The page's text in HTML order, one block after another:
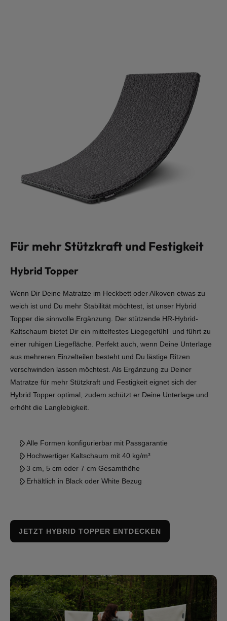
Für mehr Stützkraft und Festigkeit
Hybrid Topper
Wenn Dir Deine Matratze im Heckbett oder Alkoven etwas zu
weich ist und Du mehr Stabilität möchtest, ist unser Hybrid
Topper die sinnvolle Ergänzung. Der stützende HR-Hybrid-
Kaltschaum bietet Dir ein mittelfestes Liegegefühl und führt zu
einer ruhigen Liegefläche. Perfekt auch, wenn Deine Unterlage
aus mehreren Einzelteilen besteht und Du lästige Ritzen
verschwinden lassen möchtest. Als Ergänzung zu Deiner
Matratze für mehr Stützkraft und Festigkeit eignet sich der
Hybrid Topper optimal, zudem schützt er Deine Unterlage und
erhöht die Langlebigkeit.
Alle Formen konfigurierbar mit Passgarantie
Hochwertiger Kaltschaum mit 40 kg/m³
3 cm, 5 cm oder 7 cm Gesamthöhe
Erhältlich in Black oder White Bezug
JETZT HYBRID TOPPER ENTDECKEN